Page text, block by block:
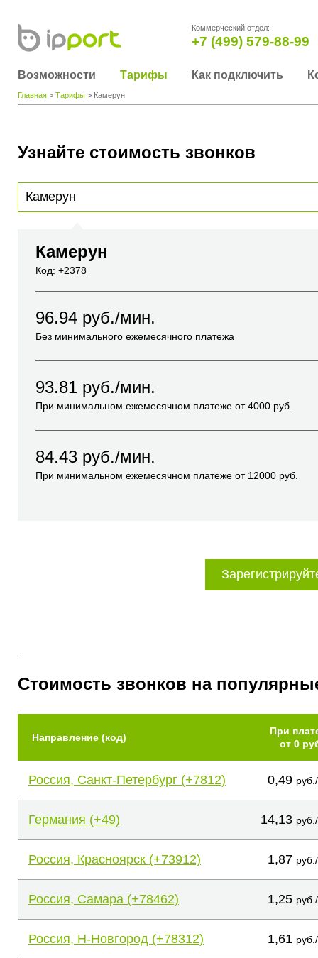
Коммерческий отдел:
+7 (499) 579-88-99
Возможности Тарифы Как подключить
Главная > Тарифы > Камерун
Узнайте стоимость звонков
Камерун
Код: +2378
96.94 руб./мин.
Без минимального ежемесячного платежа
93.81 руб./мин.
При минимальном ежемесячном платеже от4000 руб.
84.43 руб./мин.
При минимальном ежемесячном платеже от 12000 руб.
Стоимость звонков на
Направление (код)
При
от 0
Россия, Санкт-Петербург (+7812) 0,49
Германия (+49) 14,13
Россия, Красноярск (+73912) 1,87
Россия, Самара (+78462) 1,25
Россия, Н-Новгород (+78312) 1,61